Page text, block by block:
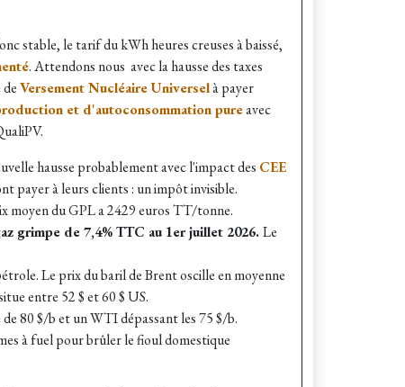
stable, le tarif du kWh heures creuses à baissé,
. Attendons nous avec la hausse des taxes
Versement Nucléaire Universelà payer
et d'autoconsommation pureavec
hausse probablement avec l'impact des CEE
payer à leurs clients : un impôt invisible.
moyen du GPL a 2429 euros TT/tonne.
grimpe de 7,4% TTC au 1er juillet 2026.Le
Le prix du baril de Brent oscille en moyenne
entre 52 $ et 60 $ US.
80 $/b et un WTI dépassant les 75 $/b.
à fuel pour brûler le fioul domestique